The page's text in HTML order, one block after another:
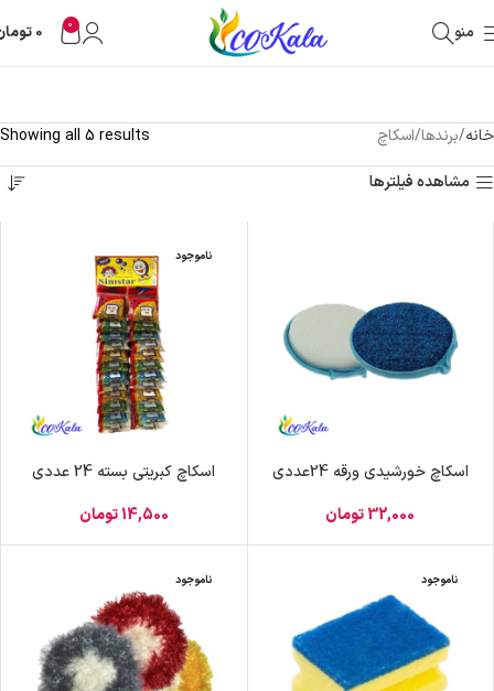
منو 0
0
خانه برندها اسکاچ
Showing all 5 results
مشاهده فیلترها
اسکاچ خورشیدی ورقه 24عددی
32,000تومان
ناموجود
اسکاچ کبریتی بسته 24 عددی
14,500تومان
ناموجود ناموجود